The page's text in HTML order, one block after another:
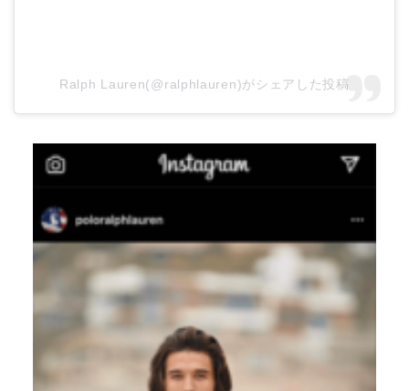
Ralph Lauren(@ralphlauren)がシェアした投稿